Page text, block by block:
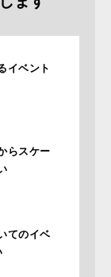
イベント
らスケー
てのイベ